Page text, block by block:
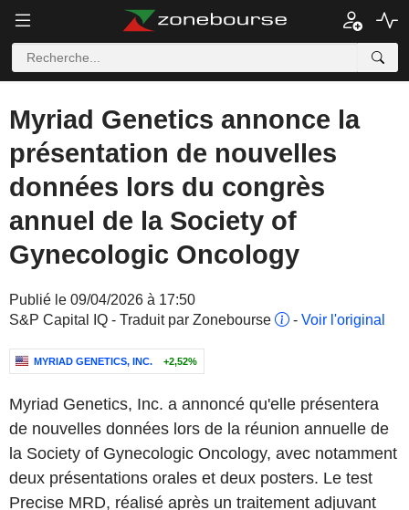
Myriad Genetics annonce la
présentation de nouvelles
données lors du congrès
annuel de la Society of
Gynecologic Oncology
Publié le 09/04/2026 à 17:50
S&P Capital IQ - Traduit par Zonebourse
- Voir l'original
MYRIAD GENETICS, INC. +2,52%
Myriad Genetics, Inc. a annoncé qu'elle présentera
de nouvelles données lors de la réunion annuelle de
la Society of Gynecologic Oncology, avec notamment
deux présentations orales et deux posters. Le test
Precise MRD, réalisé après un traitement adjuvant